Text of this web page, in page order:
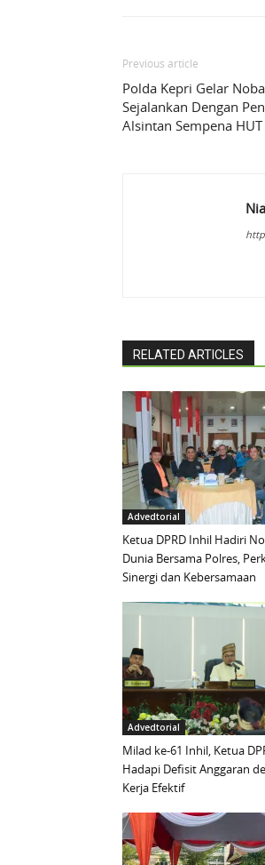
Previous article
Polda Kepri Gelar
Sejalankan Dengan
Alsintan Sempena
RELATED ARTICLES
Advedtorial
Ketua DPRD Inhil Hadiri
Dunia Bersama Polres,
Sinergi dan Kebersamaan
Advedtorial
Milad ke-61 Inhil, Ketua
Hadapi Defisit Anggaran
Kerja Efektif